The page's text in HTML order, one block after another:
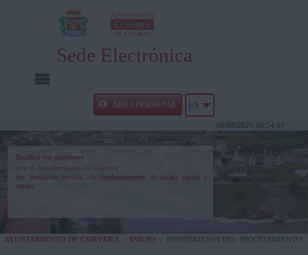
Sede Electrónica
INICIO
CARPETA CIUDADANA
AYUDA
ÁREA PERSONAL ES
08/08/2026 06:54:14
Realiza tus gestiones
con el Ayuntamiento de Corvera
Sin limitación horaria, sin desplazamientos, de forma rápida y
segura.
AYUNTAMIENTO DE CORVERA INICIO INFORMACIÓN DEL PROCEDIMIENTO